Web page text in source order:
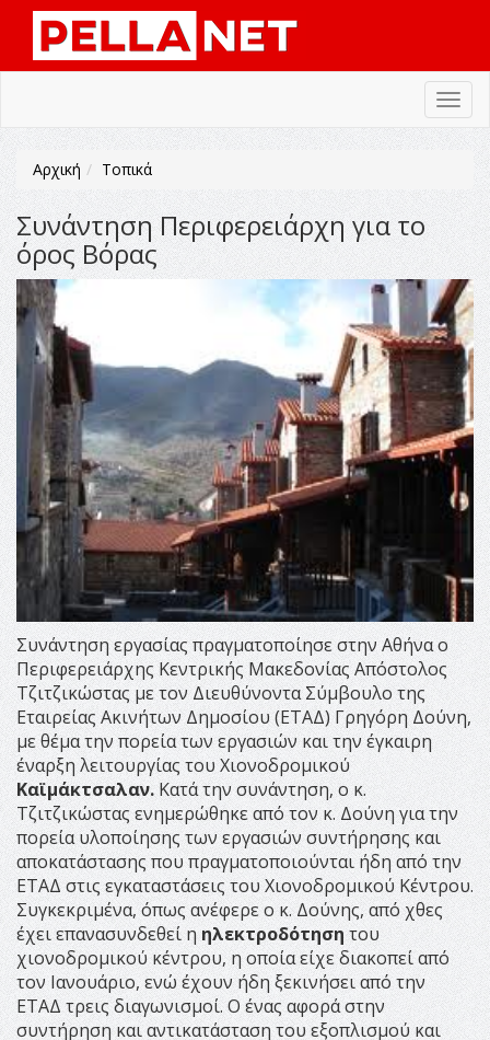
Αρχική Τοπικά
Συνάντηση Περιφερειάρχη για το
όρος Βόρας
Συνάντηση εργασίας πραγματοποίησε στην Αθήνα ο
Περιφερειάρχης Κεντρικής Μακεδονίας Απόστολος
Τζιτζικώστας με τον Διευθύνοντα Σύμβουλο της
Εταιρείας Ακινήτων Δημοσίου (ΕΤΑΔ) Γρηγόρη Δούνη,
με θέμα την πορεία των εργασιών και την έγκαιρη
έναρξη λειτουργίας του Χιονοδρομικού
Καϊμάκτσαλαν.Κατά την συνάντηση, ο κ.
Τζιτζικώστας ενημερώθηκε από τον κ. Δούνη για την
πορεία υλοποίησης των εργασιών συντήρησης και
αποκατάστασης που πραγματοποιούνται ήδη από την
ΕΤΑΔ στις εγκαταστάσεις του Χιονοδρομικού Κέντρου.
Συγκεκριμένα, όπως ανέφερε ο κ. Δούνης, από χθες
έχει επανασυνδεθεί η ηλεκτροδότησητου
χιονοδρομικού κέντρου, η οποία είχε διακοπεί από
τον Ιανουάριο, ενώ έχουν ήδη ξεκινήσει από την
ΕΤΑΔ τρεις διαγωνισμοί. Ο ένας αφορά στην
συντήρηση και αντικατάσταση του εξοπλισμού και